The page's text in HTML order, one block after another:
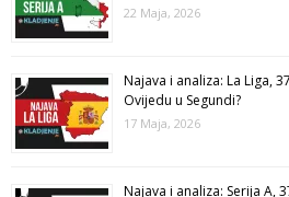
22 Maja, 2026
Najava i analiza: La Liga,
Ovijedu u Segundi?
17 Maja, 2026
Najava i analiza: Serija A,